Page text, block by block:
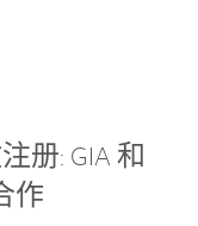
册: GIA 和
作